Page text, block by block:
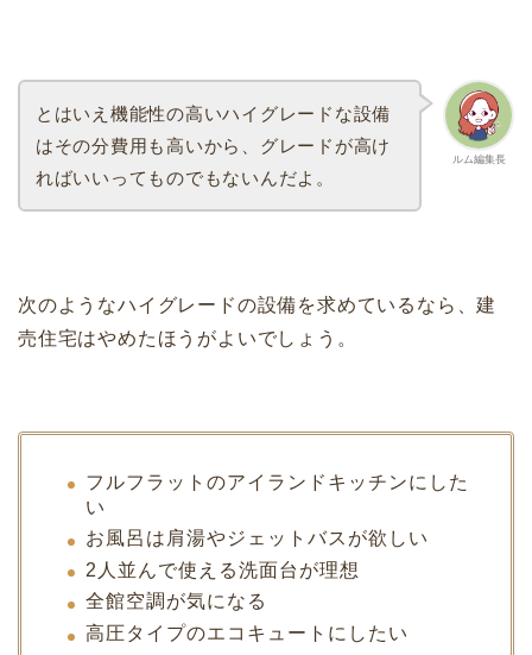
ルム編集長
とはいえ機能性の高いハイグレードな設備
はその分費用も高いから、グレードが高け
ればいいってものでもないんだよ。
次のようなハイグレードの設備を求めているなら、建
売住宅はやめたほうがよいでしょう。
フルフラットのアイランドキッチンにした
い
お風呂は肩湯やジェットバスが欲しい
2人並んで使える洗面台が理想
全館空調が気になる
高圧タイプのエコキュートにしたい